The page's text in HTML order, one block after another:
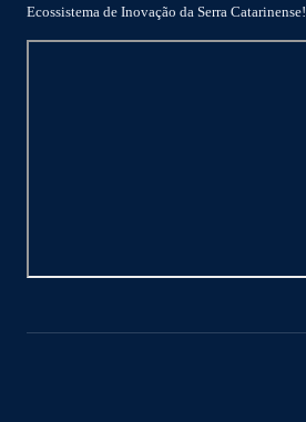
Ecossistema de Inovação da Serra Catarinense!